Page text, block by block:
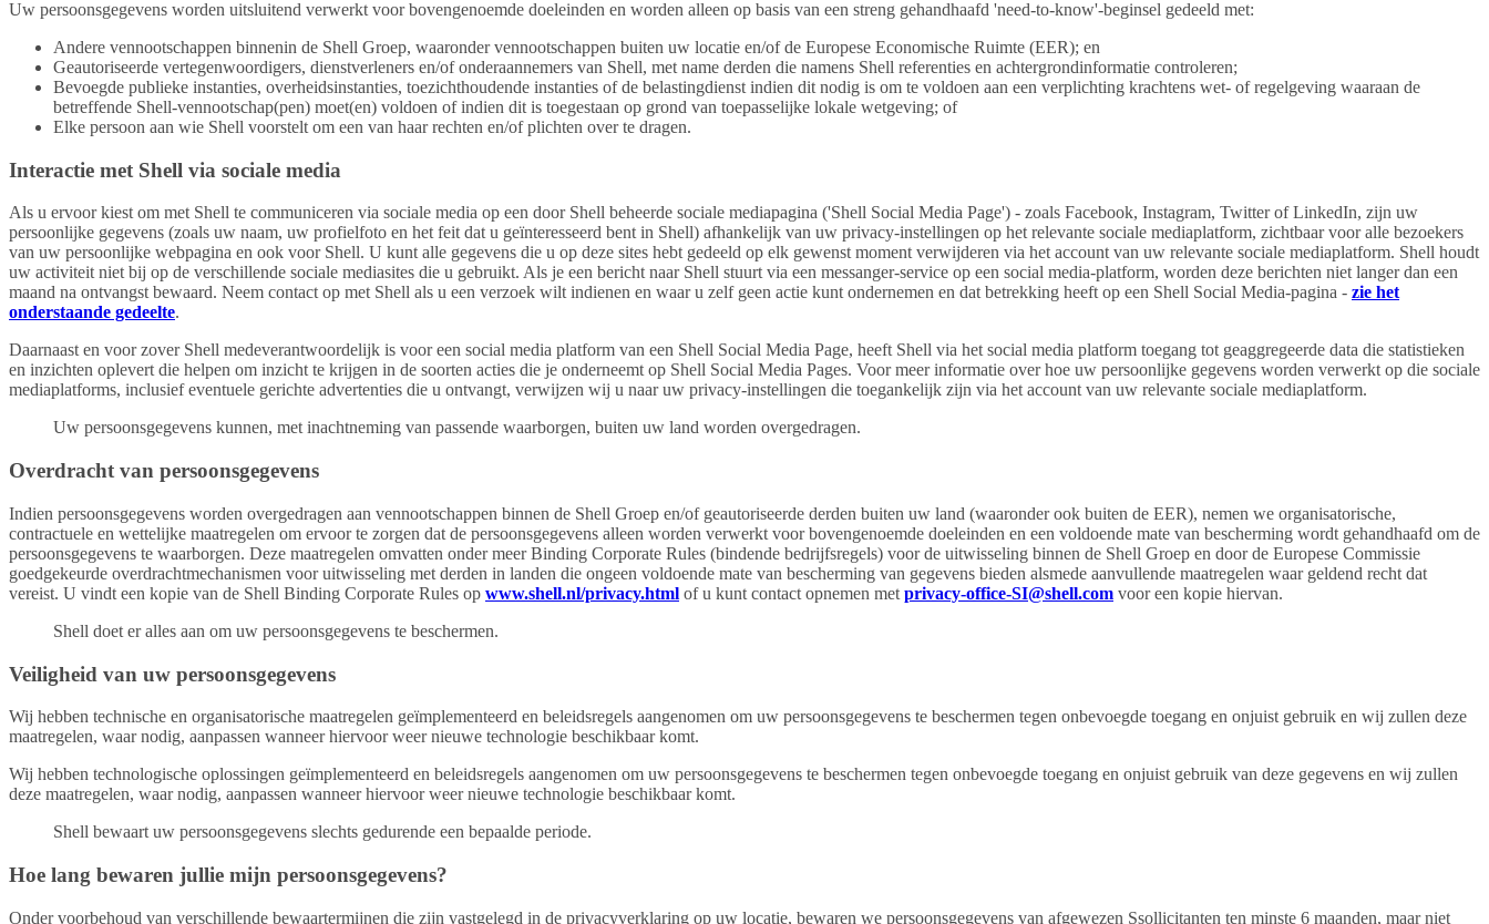
Uw persoonsgegevens worden uitsluitend verwerkt voor bovengenoemde doeleinden en worden alleen op basis van een streng gehandhaafd 'need-to-know'-beginsel gedeeld met:
Andere vennootschappen binnenin de Shell Groep, waaronder vennootschappen buiten uw locatie en/of de Europese Economische Ruimte (EER); en
Geautoriseerde vertegenwoordigers, dienstverleners en/of onderaannemers van Shell, met name derden die namens Shell referenties en achtergrondinformatie controleren;
Bevoegde publieke instanties, overheidsinstanties, toezichthoudende instanties of de belastingdienst indien dit nodig is om te voldoen aan een verplichting krachtens wet- of regelgeving waaraan de
betreffende Shell-vennootschap(pen) moet(en) voldoen of indien dit is toegestaan op grond van toepasselijke lokale wetgeving; of
Elke persoon aan wie Shell voorstelt om een van haar rechten en/of plichten over te dragen.
Interactie met Shell via sociale media
Als u ervoor kiest om met Shell te communiceren via sociale media op een door Shell beheerde sociale mediapagina ('Shell Social Media Page') - zoals Facebook, Instagram, Twitter of LinkedIn, zijn uw
persoonlijke gegevens (zoals uw naam, uw profielfoto en het feit dat u geïnteresseerd bent in Shell) afhankelijk van uw privacy-instellingen op het relevante sociale mediaplatform, zichtbaar voor alle bezoekers
van uw persoonlijke webpagina en ook voor Shell. U kunt alle gegevens die u op deze sites hebt gedeeld op elk gewenst moment verwijderen via het account van uw relevante sociale mediaplatform. Shell houdt
uw activiteit niet bij op de verschillende sociale mediasites die u gebruikt. Als je een bericht naar Shell stuurt via een messanger-service op een social media-platform, worden deze berichten niet langer dan een
maand na ontvangst bewaard. Neem contact op met Shell als u een verzoek wilt indienen en waar u zelf geen actie kunt ondernemen en dat betrekking heeft op een Shell Social Media-pagina - zie het
onderstaande gedeelte.
Daarnaast en voor zover Shell medeverantwoordelijk is voor een social media platform van een Shell Social Media Page, heeft Shell via het social media platform toegang tot geaggregeerde data die statistieken
en inzichten oplevert die helpen om inzicht te krijgen in de soorten acties die je onderneemt op Shell Social Media Pages. Voor meer informatie over hoe uw persoonlijke gegevens worden verwerkt op die sociale
mediaplatforms, inclusief eventuele gerichte advertenties die u ontvangt, verwijzen wij u naar uw privacy-instellingen die toegankelijk zijn via het account van uw relevante sociale mediaplatform.
Uw persoonsgegevens kunnen, met inachtneming van passende waarborgen, buiten uw land worden overgedragen.
Overdracht van persoonsgegevens
Indien persoonsgegevens worden overgedragen aan vennootschappen binnen de Shell Groep en/of geautoriseerde derden buiten uw land (waaronder ook buiten de EER), nemen we organisatorische,
contractuele en wettelijke maatregelen om ervoor te zorgen dat de persoonsgegevens alleen worden verwerkt voor bovengenoemde doeleinden en een voldoende mate van bescherming wordt gehandhaafd om de
persoonsgegevens te waarborgen. Deze maatregelen omvatten onder meer Binding Corporate Rules (bindende bedrijfsregels) voor de uitwisseling binnen de Shell Groep en door de Europese Commissie
goedgekeurde overdrachtmechanismen voor uitwisseling met derden in landen die ongeen voldoende mate van bescherming van gegevens bieden alsmede aanvullende maatregelen waar geldend recht dat
vereist. U vindt een kopie van de Shell Binding Corporate Rules op www.shell.nl/privacy.html of u kunt contact opnemen met privacy-office-SI@shell.com voor een kopie hiervan.
Shell doet er alles aan om uw persoonsgegevens te beschermen.
Veiligheid van uw persoonsgegevens
Wij hebben technische en organisatorische maatregelen geïmplementeerd en beleidsregels aangenomen om uw persoonsgegevens te beschermen tegen onbevoegde toegang en onjuist gebruik en wij zullen deze
maatregelen, waar nodig, aanpassen wanneer hiervoor weer nieuwe technologie beschikbaar komt.
Wij hebben technologische oplossingen geïmplementeerd en beleidsregels aangenomen om uw persoonsgegevens te beschermen tegen onbevoegde toegang en onjuist gebruik van deze gegevens en wij zullen
deze maatregelen, waar nodig, aanpassen wanneer hiervoor weer nieuwe technologie beschikbaar komt.
Shell bewaart uw persoonsgegevens slechts gedurende een bepaalde periode.
Hoe lang bewaren jullie mijn persoonsgegevens?
Onder voorbehoud van verschillende bewaartermijnen die zijn vastgelegd in de privacyverklaring op uw locatie, bewaren we persoonsgegevens van afgewezen Ssollicitanten ten minste 6 maanden, maar niet